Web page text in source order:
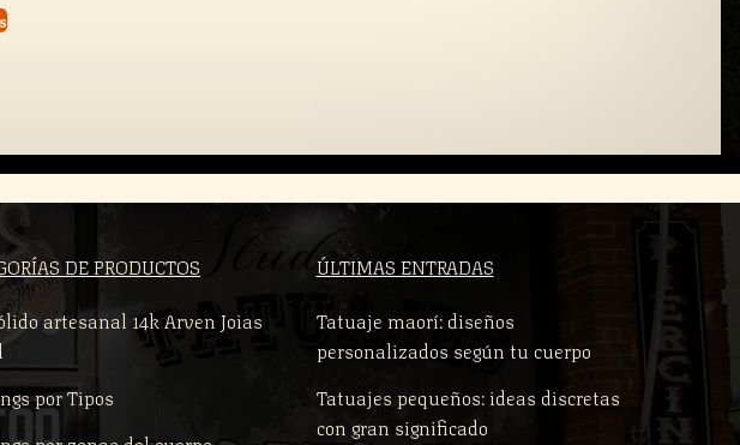
DE PRODUCTOS
artesanal 14k Arven Joias
por Tipos
ÚLTIMAS ENTRADAS
Tatuaje maorí: diseños
personalizados según tu cuerpo
Tatuajes pequeños: ideas discretas
con gran significado